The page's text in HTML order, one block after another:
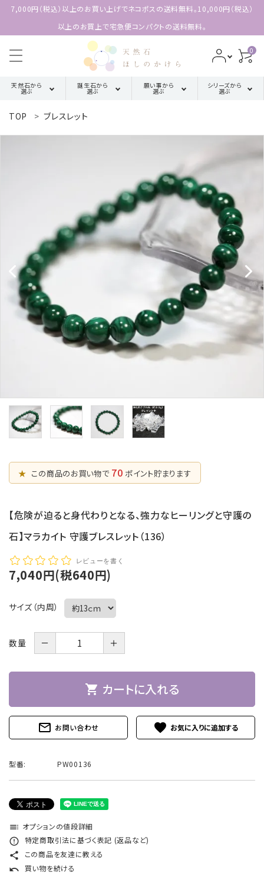
7,000円（税込）以上のお買い上げでネコポスの送料無料。10,000円（税込）
以上のお買上で宅急便コンパクトの送料無料。
0
天然石から
選ぶ
マ行
ラ行
誕生石から
選ぶ
3月誕生石
4月誕生石
5月誕生石
8月誕生石
11月誕生石
12月誕生石
願い事から
選ぶ
健康・癒し・美容系
記憶力・集中力・勉強系
恋愛・結婚・愛情
シリーズから
選ぶ
一体の調
四角形の
配置【不動
の礎】
五芒星の
形【星辰の
守護】
六芒星の
形【万象の
調和】
person 新規会員登録
天然石から選ぶ
誕生石から選ぶ
願い事から選ぶ
シリーズから選ぶ
支払方法について
プライバシーポリシー
TOP ブレスレット
★ この商品のお買い物で 70 ポイント貯まります
【危険が迫ると身代わりとなる、強力なヒーリングと守護の
石】マラカイト 守護ブレスレット（136）
レビューを書く
7,040円(税640円)
サイズ（内周）
数量 － ＋
shopping_cart カートに入れる
mail_outline お問い合わせ favorite
型番: PW00136
toc オプションの値段詳細
error_outline 特定商取引法に基づく表記 (返品など)
share この商品を友達に教える
undo 買い物を続ける